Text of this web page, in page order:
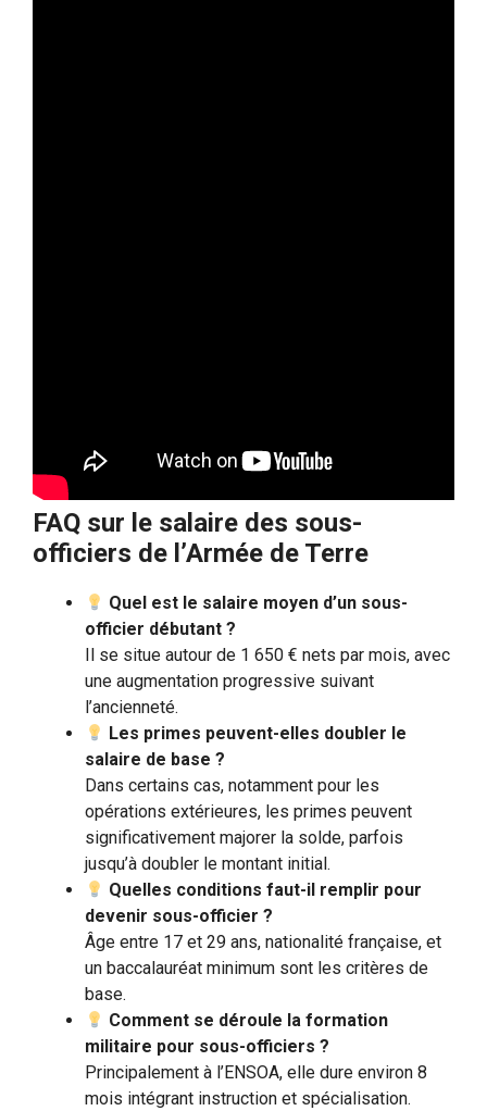
FAQ sur le salaire des sous-
officiers de l’Armée de Terre
Quel est le salaire moyen d’un sous-
officier débutant ?
Il se situe autour de 1 650 € nets par mois, avec
une augmentation progressive suivant
l’ancienneté.
Les primes peuvent-elles doubler le
salaire de base ?
Dans certains cas, notamment pour les
opérations extérieures, les primes peuvent
significativement majorer la solde, parfois
jusqu’à doubler le montant initial.
Quelles conditions faut-il remplir pour
devenir sous-officier ?
Âge entre 17 et 29 ans, nationalité française, et
un baccalauréat minimum sont les critères de
base.
Comment se déroule la formation
militaire pour sous-officiers ?
Principalement à l’ENSOA, elle dure environ 8
mois intégrant instruction et spécialisation.